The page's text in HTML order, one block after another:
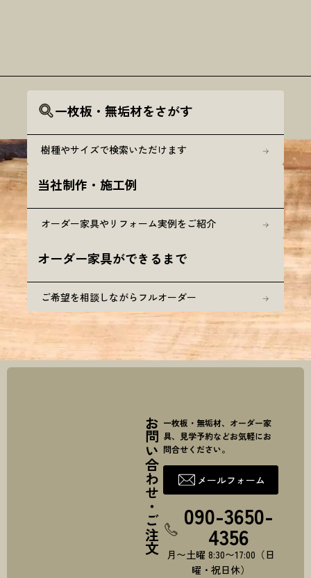
一枚板・無垢材をさがす
樹種やサイズで検索いただけます
当社制作・施工例
オーダー家具やリフォーム実例をご紹介
オーダー家具ができるまで
ご希望を相談しながらフルオーダー
お問い合わせ・ご注文 一枚板・無垢材、オーダー家
具、見学予約などお気軽にお
問合せください。
メールフォーム
090-3650-
4356
月〜土曜 8:30〜17:00（日
曜・祝日休）